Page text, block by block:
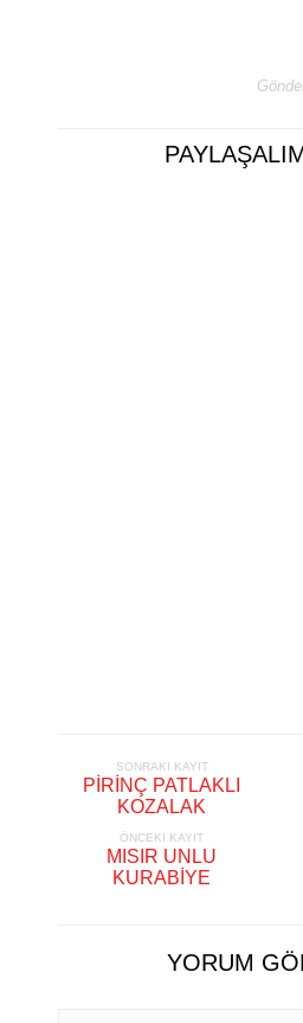
SONRAKI KAYIT
PİRİNÇ PATLAKLI
KOZALAK
ÖNCEKI KAYIT
MISIR UNLU
KURABİYE
YORUM